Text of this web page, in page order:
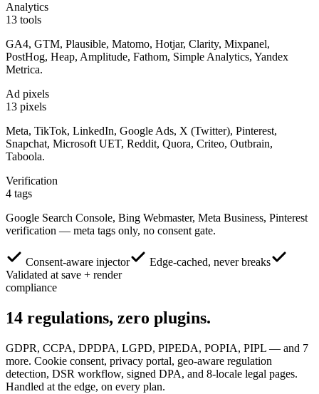
Analytics
13 tools
GA4, GTM, Plausible, Matomo, Hotjar, Clarity, Mixpanel,
PostHog, Heap, Amplitude, Fathom, Simple Analytics, Yandex
Metrica.
Ad pixels
13 pixels
Meta, TikTok, LinkedIn, Google Ads, X (Twitter), Pinterest,
Snapchat, Microsoft UET, Reddit, Quora, Criteo, Outbrain,
Taboola.
Verification
4 tags
Google Search Console, Bing Webmaster, Meta Business, Pinterest
verification — meta tags only, no consent gate.
Consent-aware injector
Edge-cached, never breaks
Validated at save + render
compliance
14 regulations, zero plugins.
GDPR, CCPA, DPDPA, LGPD, PIPEDA, POPIA, PIPL — and 7
more. Cookie consent, privacy portal, geo-aware regulation
detection, DSR workflow, signed DPA, and 8-locale legal pages.
Handled at the edge, on every plan.